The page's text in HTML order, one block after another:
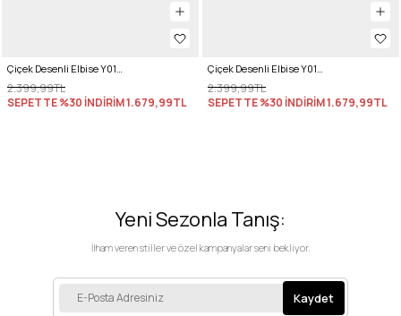
2.399,99TL
SEPETTE %30 İNDİRİM1.679,99TL
2.399,99TL
SEPETTE %30 İNDİRİM1.679,99TL
Yeni Sezonla Tanış:
İlham veren stiller ve özel kampanyalar seni bekliyor.
Kaydet